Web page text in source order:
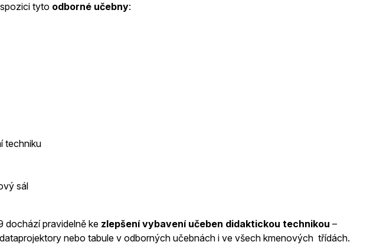
tyto odborné učebny:
techniku
sál
dochází pravidelně ke zlepšení vybavení učeben didaktickou technikou –
nebo tabule v odborných učebnách i ve všech kmenových třídách.